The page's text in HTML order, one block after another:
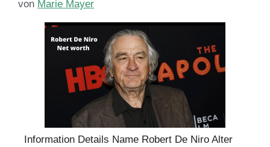
von Marie Mayer
Information Details Name Robert De Niro Alter